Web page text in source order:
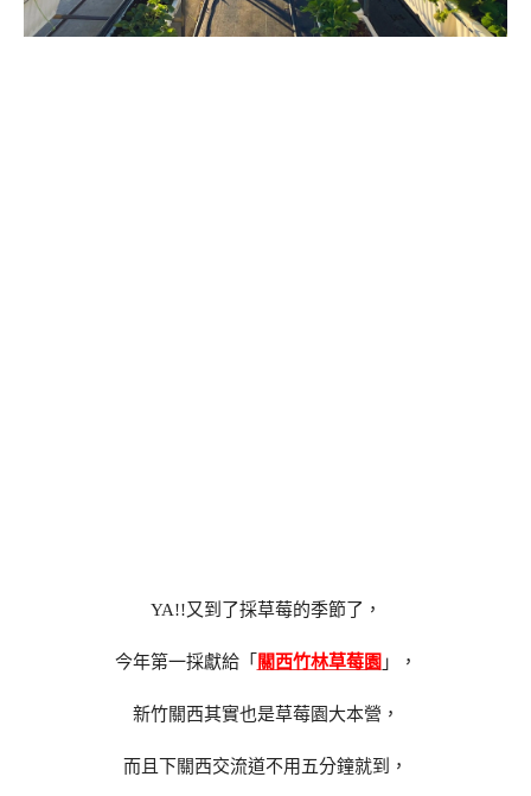
YA!!又到了採草莓的季節了，
今年第一採獻給「 關西竹林草莓園 」，
新竹關西其實也是草莓園大本營，
而且下關西交流道不用五分鐘就到，